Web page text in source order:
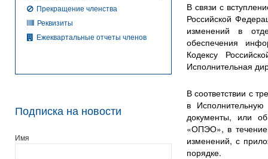
В связи с
Российской
изменений в
обеспечения
Кодексу
Исполнительная
В соответствии с
в
документы, или
«ОПЭО», в течение
изменений, с
порядке.
Прекращение членства
Реквизиты
Ежеквартальные отчеты членов
Подписка на новости
Имя